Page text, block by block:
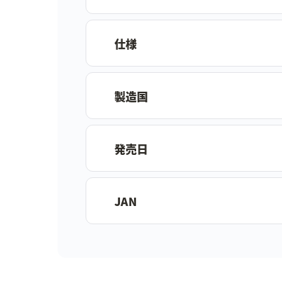
仕様
製造国
発売日
JAN